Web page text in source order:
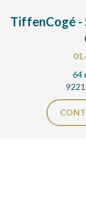
TiffenCogé -
64